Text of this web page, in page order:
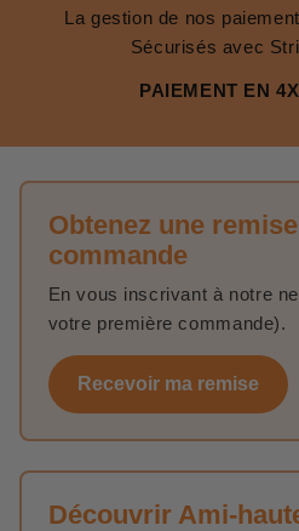
La gestion de nos
Sécurisés avec
PAIEMENT EN
Obtenez une
commande
En vous inscrivant à notre
votre première commande).
Recevoir ma remise
Découvrir Ami-